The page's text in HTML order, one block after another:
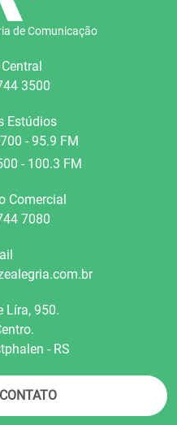
de Comunicação
3500
Estúdios
- 95.9 FM
- 100.3 FM
Comercial
7080
Líra, 950.
- RS
CONTATO